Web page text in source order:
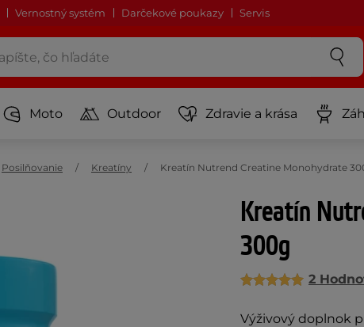
Vernostný systém Darčekové poukazy Servis
Moto Outdoor Zdravie a krása
Posilňovanie Kreatíny Kreatín Nutrend Creatine Monohydrate
Kreatín
300g
2
Výživový doplnok